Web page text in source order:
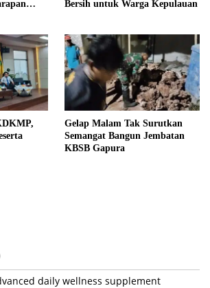
Bersih untuk Warga Kepulauan
Gelap Malam Tak Surutkan
Semangat Bangun Jembatan
KBSB Gapura
daily wellness supplement